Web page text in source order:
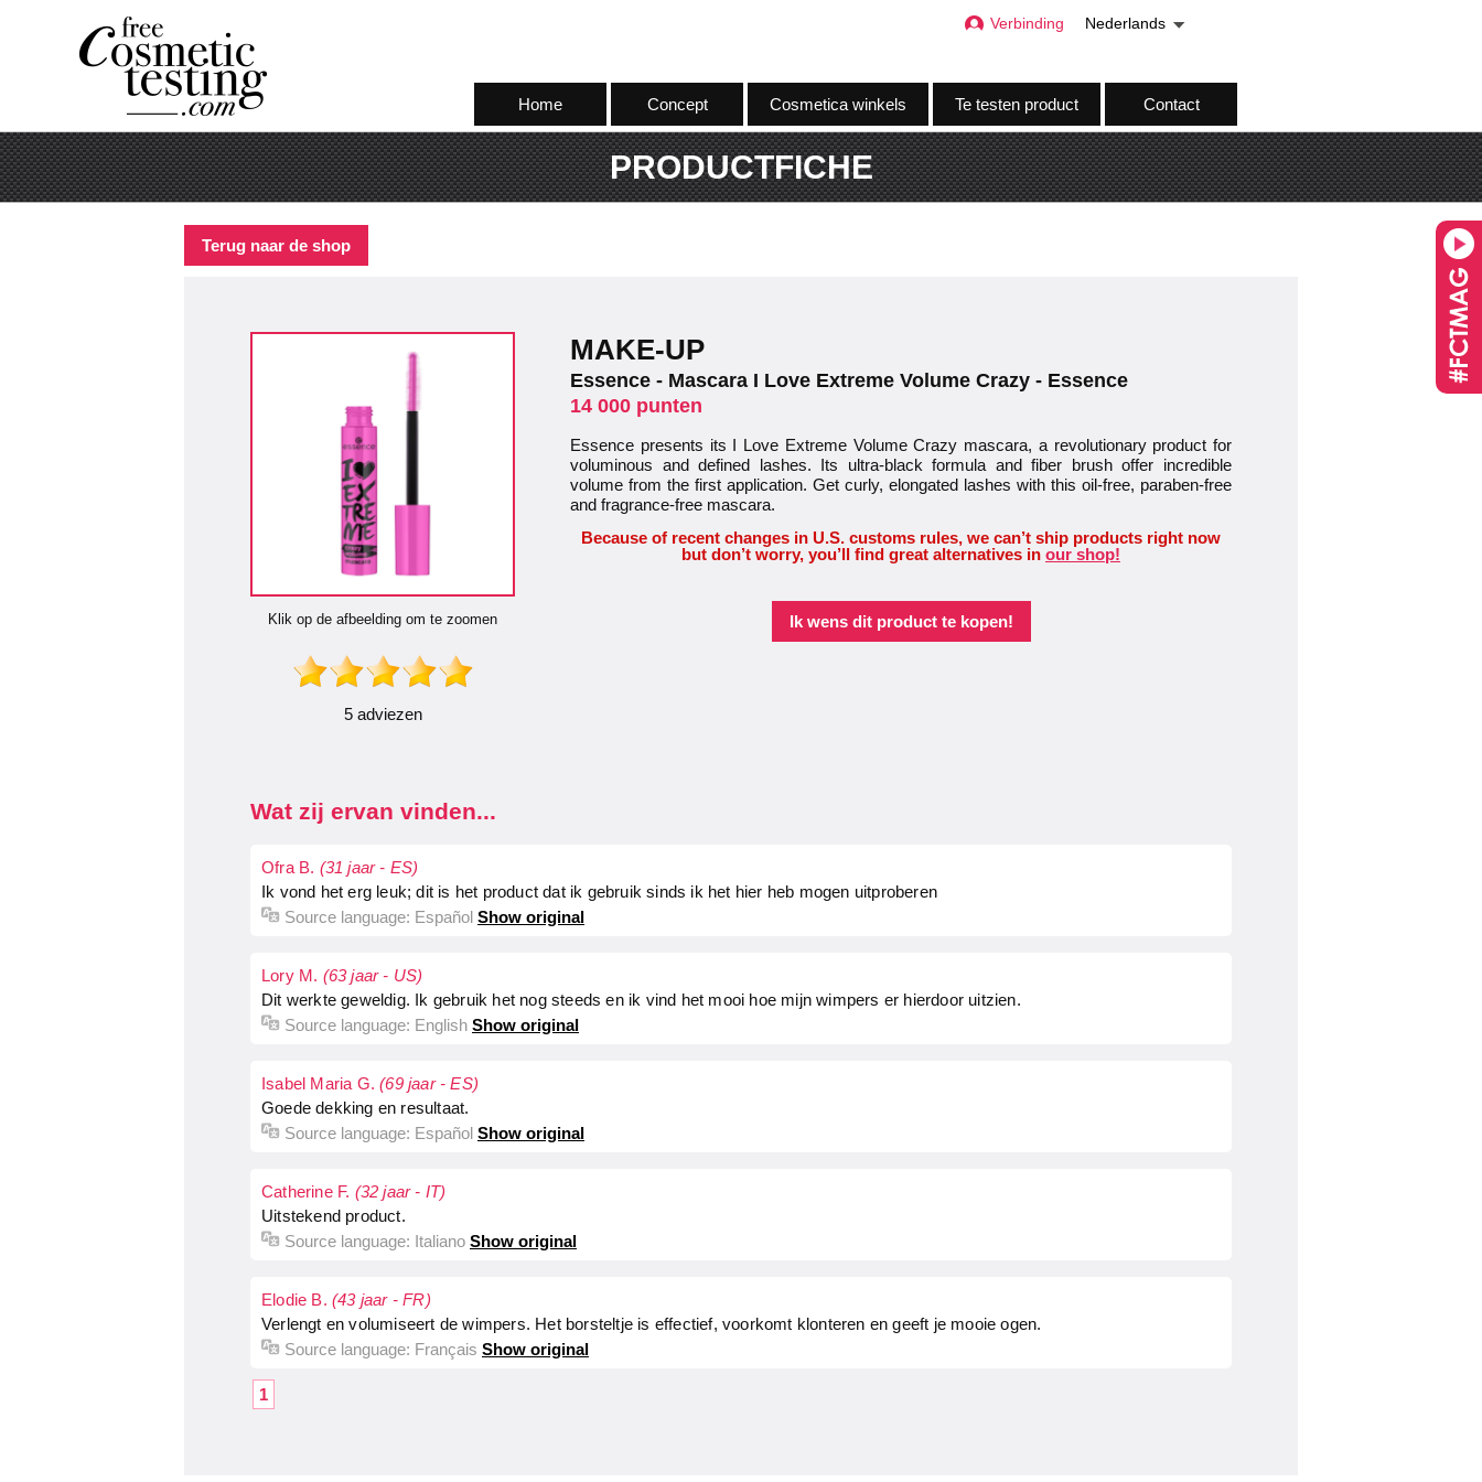
Home Concept Cosmetica winkels Te testen product Contact
Verbinding Nederlands
PRODUCTFICHE
Terug naar de shop
Klik op de afbeelding om te zoomen
5 adviezen
MAKE-UP
Essence - Mascara I Love Extreme Volume Crazy - Essence
14 000 punten
Essence presents its I Love Extreme Volume Crazy mascara, a revolutionary product for
voluminous and defined lashes. Its ultra-black formula and fiber brush offer incredible
volume from the first application. Get curly, elongated lashes with this oil-free, paraben-free
and fragrance-free mascara.
Because of recent changes in U.S. customs rules, we can’t ship products right now
but don’t worry, you’ll find great alternatives in our shop!
Ik wens dit product te kopen!
Wat zij ervan vinden...
Ofra B. (31 jaar - ES)
Ik vond het erg leuk; dit is het product dat ik gebruik sinds ik het hier heb mogen uitproberen
Source language: Español Show original
Lory M. (63 jaar - US)
Dit werkte geweldig. Ik gebruik het nog steeds en ik vind het mooi hoe mijn wimpers er hierdoor uitzien.
Source language: English Show original
Isabel Maria G.(69 jaar - ES)
Goede dekking en resultaat.
Source language: Español Show original
Catherine F. (32 jaar - IT)
Uitstekend product.
Source language: Italiano Show original
Elodie B. (43 jaar - FR)
Verlengt en volumiseert de wimpers. Het borsteltje is effectief, voorkomt klonteren en geeft je mooie ogen.
Source language: Français Show original
1